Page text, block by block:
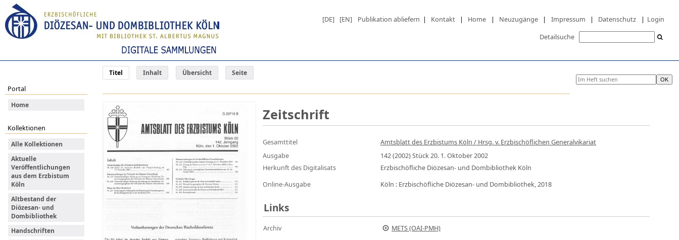
[DE] [EN] Publikation abliefern | Kontakt | Home | Neuzugänge | Impressum | Datenschutz | Login
Detailsuche
Titel Inhalt Übersicht Seite
Portal
Home
Kollektionen
Alle Kollektionen
Aktuelle
Veröffentlichungen
aus dem Erzbistum
Köln
Altbestand der
Diözesan- und
Dombibliothek
Handschriften
Zeitschrift
Gesamttitel
Amtsblatt des Erzbistums Köln / Hrsg. v. Erzbischöflichen Generalvikariat
Ausgabe
142 (2002) Stück 20. 1. Oktober 2002
Herkunft des Digitalisats
Erzbischöfliche Diözesan- und Dombibliothek Köln
Online-Ausgabe
Köln : Erzbischöfliche Diözesan- und Dombibliothek, 2018
Links
Archiv METS (OAI-PMH)